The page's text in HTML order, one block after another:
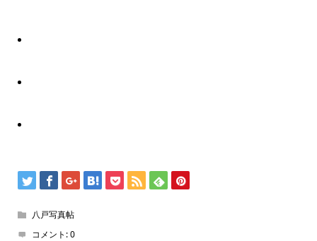
八戸写真帖
コメント:0